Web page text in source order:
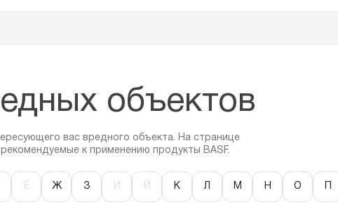
объектов
вас вредного объекта. На странице
к применению продукты BASF.
Ё Ж З И Й К Л М Н О